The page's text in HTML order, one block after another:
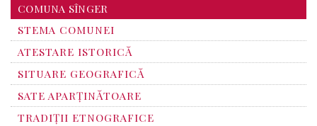
COMUNA SÎNGER
STEMA COMUNEI
ATESTARE ISTORICĂ
SITUARE GEOGRAFICĂ
SATE APARȚINĂTOARE
TRADIȚII ETNOGRAFICE